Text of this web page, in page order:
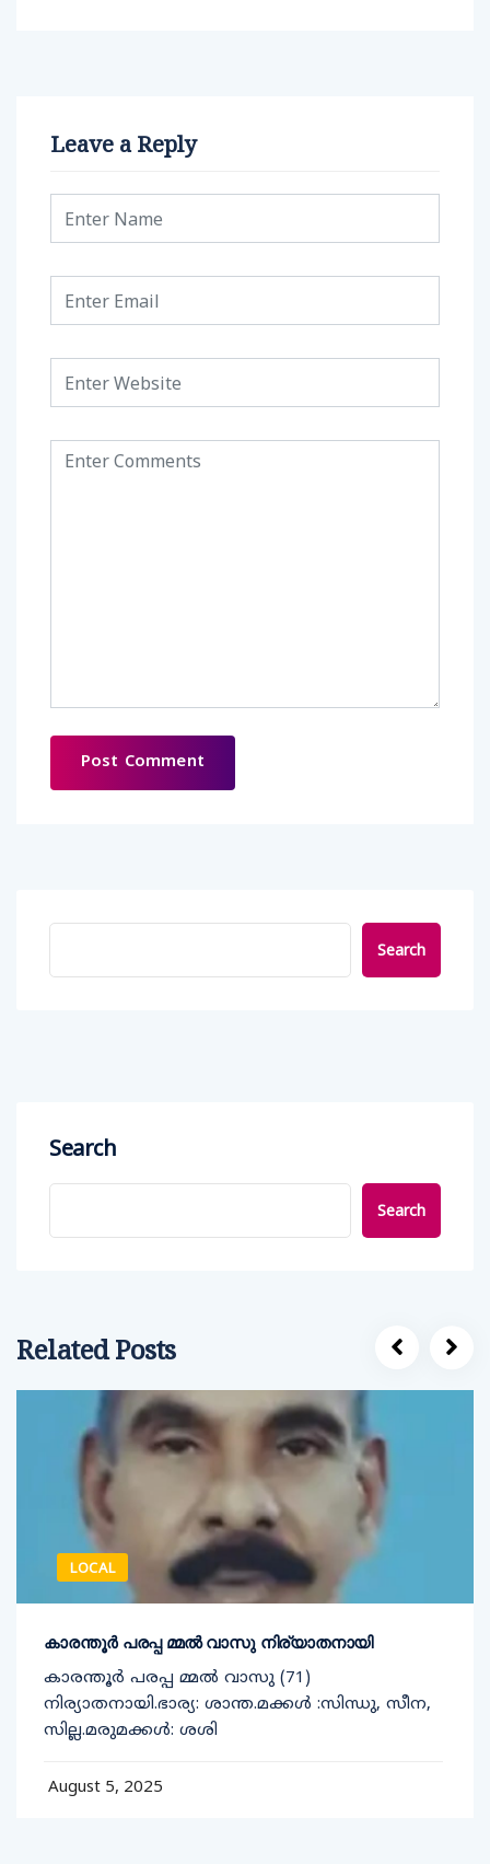
Leave a Reply
Search
Search
Search
Related Posts
LOCAL
കാരന്തൂർ പരപ്പ മ്മൽ വാസു നിര്യാതനായി
കാരന്തൂർ പരപ്പ മ്മൽ വാസു (71)
നിര്യാതനായി.ഭാര്യ: ശാന്ത.മക്കൾ :സിന്ധു, സീന,
സില്ല.മരുമക്കൾ: ശശി
August 5, 2025